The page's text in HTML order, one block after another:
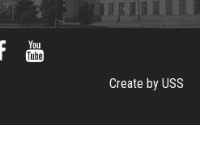
Create by USS